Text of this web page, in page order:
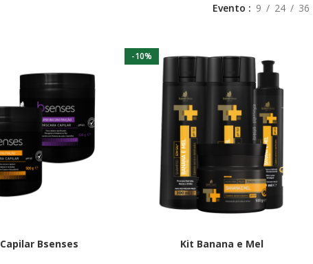
Evento 9 24 36
Bsenses
-10%
Kit Banana e Mel